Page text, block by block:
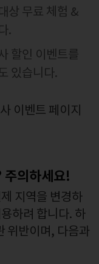
상 무료 체험 &
.
할인 이벤트를
있습니다.
이벤트 페이지
주의하세요!
지역을 변경하
하려 합니다. 하
위반이며, 다음과